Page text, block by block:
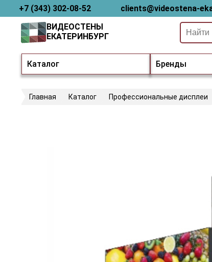
+7 (343) 302-08-52 clients@videostena-
Каталог Бренды
ВИДЕОСТЕНЫ
ЕКАТЕРИНБУРГ
Главная Каталог Профессиональные дисплеи